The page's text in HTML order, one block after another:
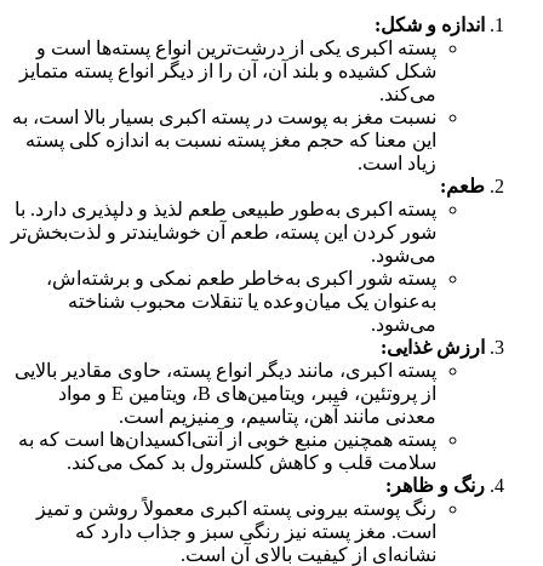
اندازه و شکل:
پسته اکبری یکی از درشت‌ترین انواع پسته‌ها است و
شکل کشیده و بلند آن، آن را از دیگر انواع پسته متمایز
می‌کند.
نسبت مغز به پوست در پسته اکبری بسیار بالا است، به
این معنا که حجم مغز پسته نسبت به اندازه کلی پسته
زیاد است.
طعم:
پسته اکبری به‌طور طبیعی طعم لذیذ و دلپذیری دارد. با
شور کردن این پسته، طعم آن خوشایندتر و لذت‌بخش‌تر
می‌شود.
پسته شور اکبری به‌خاطر طعم نمکی و برشته‌اش،
به‌عنوان یک میان‌وعده یا تنقلات محبوب شناخته
می‌شود.
ارزش غذایی:
پسته اکبری، مانند دیگر انواع پسته، حاوی مقادیر بالایی
از پروتئین، فیبر، ویتامین‌های B، ویتامین E و مواد
معدنی مانند آهن، پتاسیم، و منیزیم است.
پسته همچنین منبع خوبی از آنتی‌اکسیدان‌ها است که به
سلامت قلب و کاهش کلسترول بد کمک می‌کند.
رنگ و ظاهر:
رنگ پوسته بیرونی پسته اکبری معمولاً روشن و تمیز
است. مغز پسته نیز رنگی سبز و جذاب دارد که
نشانه‌ای از کیفیت بالای آن است.